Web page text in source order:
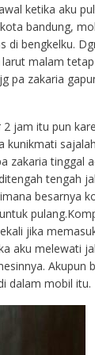
ketika aku
bandung,
di bengkelku.
malam
pa zakaria
jam itu pun
kunikmati
zakaria tinggal
tengah
besarnya
jika
aku melewati
Akupun
dalam mobil itu.